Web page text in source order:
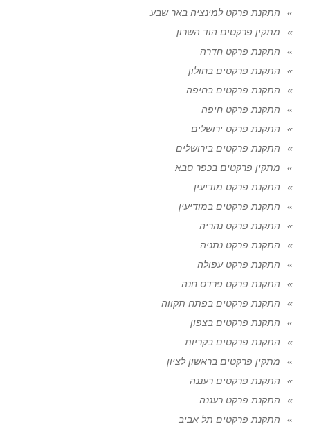
התקנת פרקט למינציה באר שבע
מתקין פרקטים הוד השרון
התקנת פרקט חדרה
התקנת פרקטים בחולון
התקנת פרקטים בחיפה
התקנת פרקט חיפה
התקנת פרקט ירושלים
התקנת פרקטים בירושלים
מתקין פרקטים בכפר סבא
התקנת פרקט מודיעין
התקנת פרקטים במודיעין
התקנת פרקט נהריה
התקנת פרקט נתניה
התקנת פרקט עפולה
התקנת פרקט פרדס חנה
התקנת פרקטים בפתח תקווה
התקנת פרקטים בצפון
התקנת פרקטים בקריות
מתקין פרקטים בראשון לציון
התקנת פרקטים רעננה
התקנת פרקט רעננה
התקנת פרקטים תל אביב